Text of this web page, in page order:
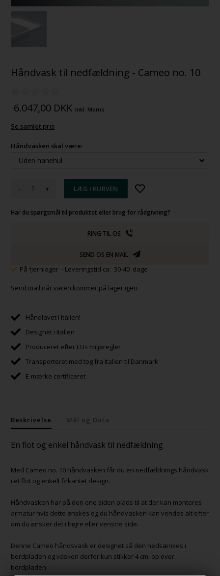
Håndvask til nedfældning - Cameo no. 10
6.047,00 DKK Inkl. Moms
Se samlet pris
Håndvasken skal være:
- +
Har du spørgsmål til produktet eller brug for rådgivning?
RING TIL OS
SEND OS EN MAIL
På fjernlager - Leveringstid ca: 30-40 dage
Send mail når varen kommer på lager igen
Håndlavet i Italien!
Designet i Italien
Produceret efter EUs miljøregler
Transporteret med tog fra Italien til Danmark
E-mærke certificeret
Beskrivelse Mål og Data
En flot og enkel håndvask til nedfældning
Med Cameo no. 10 håndvasken får du en nedfældnings håndvask
i et flot og enkelt firkantet design.
Håndvasken har på den ene siden plads til at der kan monteres
armatur hvis dette ønskes og du håndvasken kan vendes alt efter
om du ønsker det i højre eller venstre side.
Denne Cameo håndsvask er designet så den nedsænkes i
bordpladen og vasken derfor kun stikker 4 cm. op over
bordpladen.